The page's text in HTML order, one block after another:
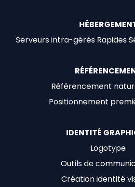
Serveurs intra-gérés Rapides
Référencement
Positionnement
IDENTITÉ
Logotype
Outils de
Création identité